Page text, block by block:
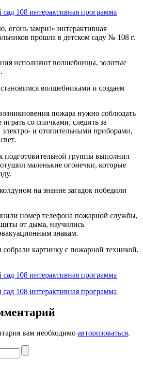
огонь замри!» интерактивная
прошла в детском саду № 108 г.
исполняют волшебницы, золотые
волшебниками и создаем
пожара нужно соблюдать
со спичками, следить за
и отопительными приборами,
подготовительной группы выполнил
маленькие огонечки, которые
на знание загадок победили
номер телефона пожарной службы,
от дыма, научились
знакам.
собрали картинку с пожарной техникой.
вам необходимо авторизоваться.